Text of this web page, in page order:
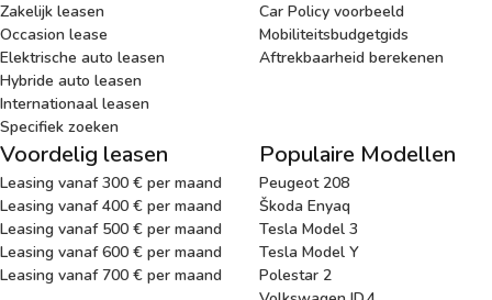
Zakelijk leasen
Occasion lease
Elektrische auto leasen
Hybride auto leasen
Internationaal leasen
Specifiek zoeken
Car Policy voorbeeld
Mobiliteitsbudgetgids
Aftrekbaarheid berekenen
Voordelig leasen
Leasing vanaf 300 € per maand
Leasing vanaf 400 € per maand
Leasing vanaf 500 € per maand
Leasing vanaf 600 € per maand
Leasing vanaf 700 € per maand
Populaire Modellen
Peugeot 208
Škoda Enyaq
Tesla Model 3
Tesla Model Y
Polestar 2